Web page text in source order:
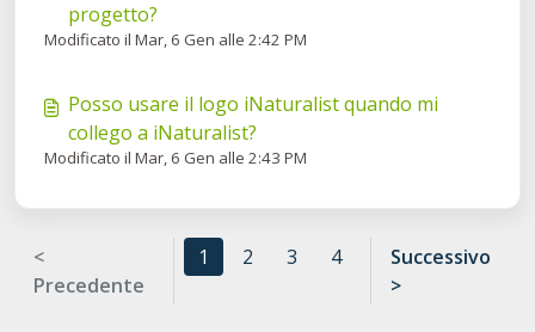
progetto?
Modificato il Mar, 6 Gen alle 2:42 PM
Posso usare il logo iNaturalist quando mi
collego a iNaturalist?
Modificato il Mar, 6 Gen alle 2:43 PM
<
Precedente
1 2 3 4
Successivo
>